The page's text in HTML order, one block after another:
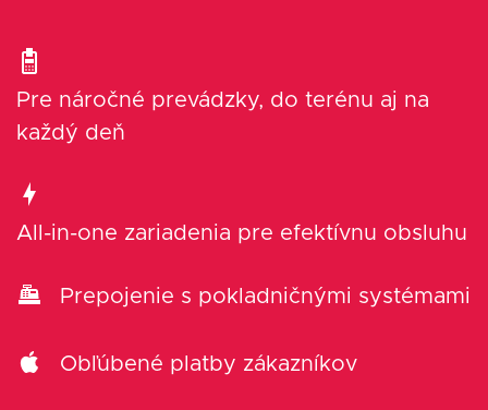
Status platieb
Kontakt
O nás
Cenník
Pre náročné prevádzky, do terénu aj na
každý deň
All-in-one zariadenia pre efektívnu obsluhu
Prepojenie s pokladničnými systémami
Obľúbené platby zákazníkov